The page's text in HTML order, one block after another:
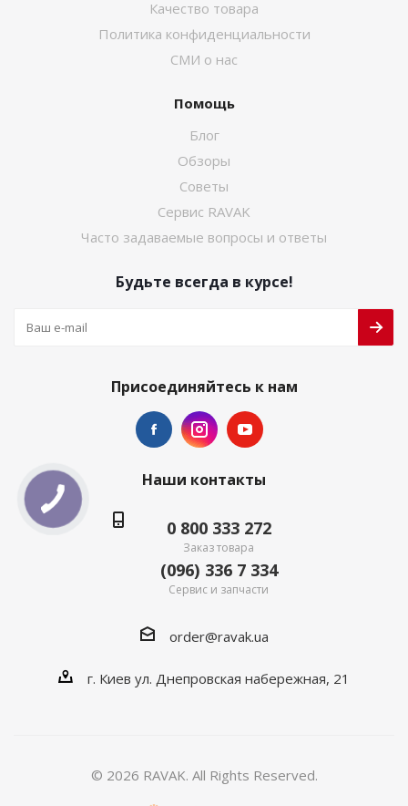
Качество товара
Политика конфиденциальности
СМИ о нас
Помощь
Блог
Обзоры
Советы
Сервис RAVAK
Часто задаваемые вопросы и ответы
Будьте всегда в курсе!
Присоединяйтесь к нам
Наши контакты
0 800 333 272
Заказ товара
(096) 336 7 334
Сервис и запчасти
order@ravak.ua
г. Киев ул. Днепровская набережная, 21
© 2026 RAVAK. All Rights Reserved.